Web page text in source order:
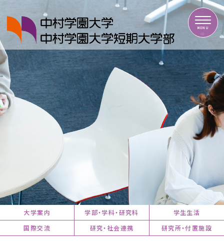
中村学園大学・中村学園大学短期大学部
MENU
大学案内 学部・学科・研究科
学生生活
国際交流
研究・社会連携 研究所・付置施設